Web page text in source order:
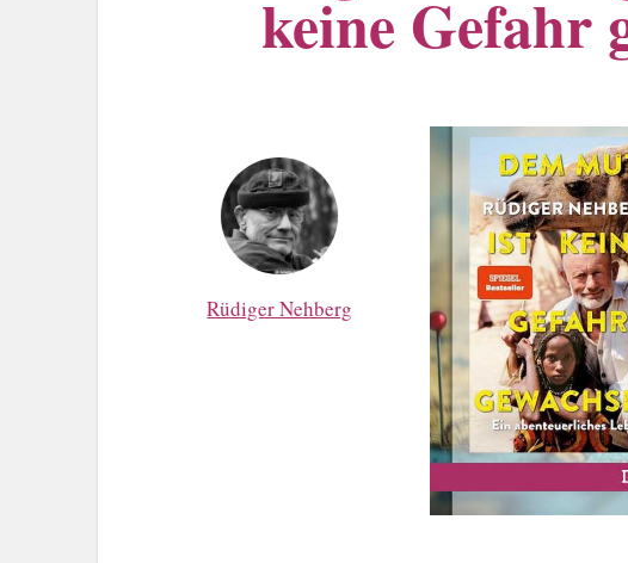
keine Gefahr
Rüdiger Nehberg